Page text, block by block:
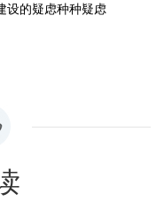
设的疑虑种种疑虑